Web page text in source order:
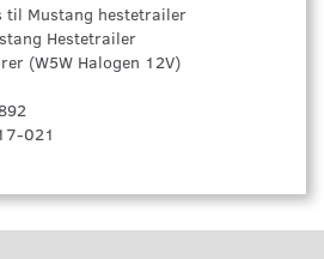
til Mustang hestetrailer
Hestetrailer
(W5W Halogen 12V)
021